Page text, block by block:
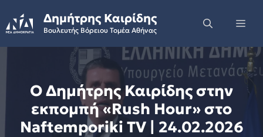
to
content
Δημήτρης Καιρίδης
Βουλευτής Βόρειου Τομέα Αθήνας
Ο Δημήτρης Καιρίδης στην
εκπομπή «Rush Hour» στο
Naftemporiki TV | 24.02.2026